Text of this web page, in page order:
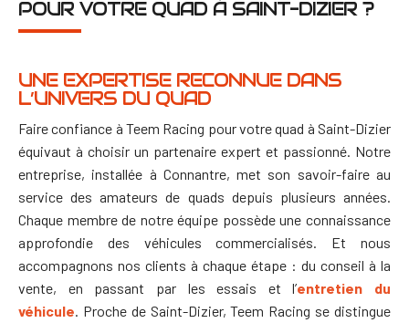
POUR VOTRE QUAD À SAINT-DIZIER ?
UNE EXPERTISE RECONNUE DANS
L’UNIVERS DU QUAD
Faire confiance à Teem Racing pour votre quad à Saint-Dizier
équivaut à choisir un partenaire expert et passionné. Notre
entreprise, installée à Connantre, met son savoir-faire au
service des amateurs de quads depuis plusieurs années.
Chaque membre de notre équipe possède une connaissance
approfondie des véhicules commercialisés. Et nous
accompagnons nos clients à chaque étape : du conseil à la
vente, en passant par les essais et l’entretien du
véhicule Proche de Saint-Dizier, Teem Racing se distingue